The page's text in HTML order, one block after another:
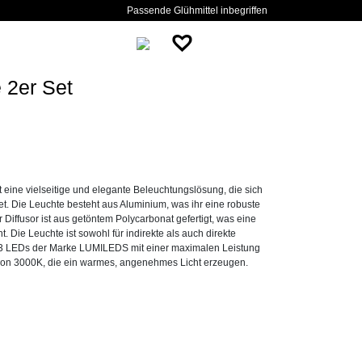
Passende Glühmittel inbegriffen
2er Set
eine vielseitige und elegante Beleuchtungslösung, die sich
Die Leuchte besteht aus Aluminium, was ihr eine robuste
ist aus getöntem Polycarbonat gefertigt, was eine
Die Leuchte ist sowohl für indirekte als auch direkte
LEDs der Marke LUMILEDS mit einer maximalen Leistung
3000K, die ein warmes, angenehmes Licht erzeugen.